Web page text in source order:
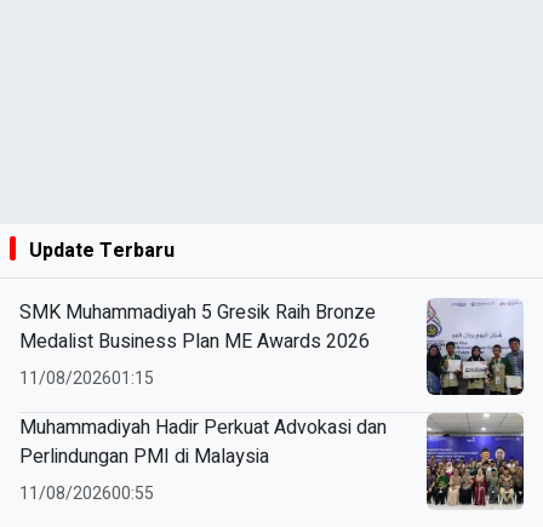
Update Terbaru
SMK Muhammadiyah 5 Gresik Raih Bronze
Medalist Business Plan ME Awards 2026
11/08/202601:15
Muhammadiyah Hadir Perkuat Advokasi dan
Perlindungan PMI di Malaysia
11/08/202600:55